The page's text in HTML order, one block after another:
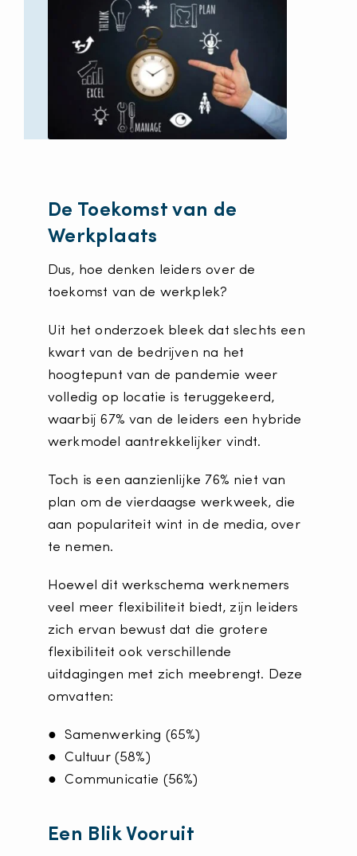
De Toekomst van de
Werkplaats
Dus, hoe denken leiders over de
toekomst van de werkplek?
Uit het onderzoek bleek dat slechts een
kwart van de bedrijven na het
hoogtepunt van de pandemie weer
volledig op locatie is teruggekeerd,
waarbij 67% van de leiders een hybride
werkmodel aantrekkelijker vindt.
Toch is een aanzienlijke 76% niet van
plan om de vierdaagse werkweek, die
aan populariteit wint in de media, over
te nemen.
Hoewel dit werkschema werknemers
veel meer flexibiliteit biedt, zijn leiders
zich ervan bewust dat die grotere
flexibiliteit ook verschillende
uitdagingen met zich meebrengt. Deze
omvatten:
● Samenwerking (65%)
● Cultuur (58%)
● Communicatie (56%)
Een Blik Vooruit